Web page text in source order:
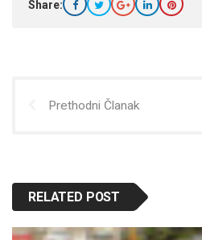
Share:
Prethodni Članak
RELATED POST